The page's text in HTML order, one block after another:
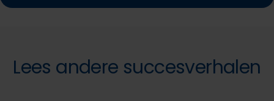
Lees andere succesverhalen